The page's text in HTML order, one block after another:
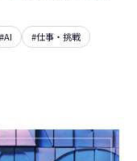
#AI #仕事・挑戦